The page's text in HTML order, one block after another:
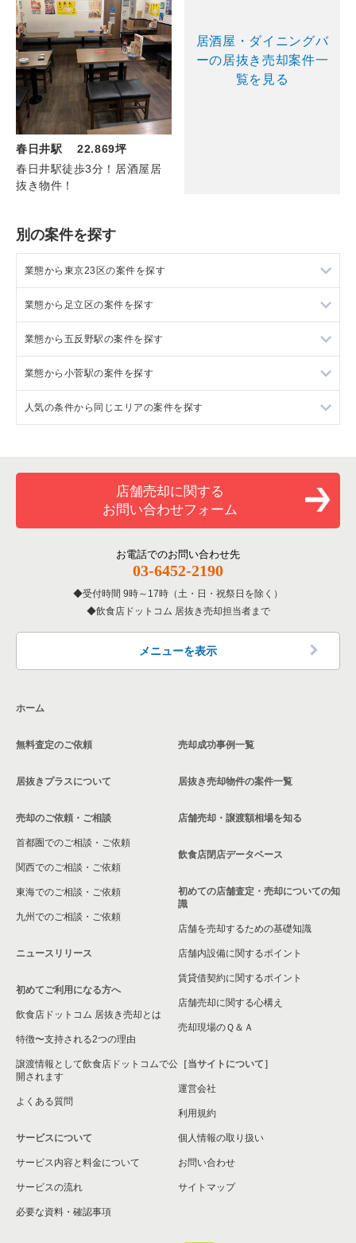
春日井駅 22.869坪
春日井駅徒歩3分！居酒屋居
抜き物件！
居酒屋・ダイニングバ
ーの居抜き売却案件一
覧を見る
別の案件を探す
業態から東京23区の案件を探す
東京23区のラーメンの居抜き売却物件の案件一覧
東京23区のフランス料理の居抜き売却物件の案件一覧
東京23区のイタリア料理の居抜き売却物件の案件一覧
東京23区の中華の居抜き売却物件の案件一覧
東京23区の寿司の居抜き売却物件の案件一覧
東京23区の焼肉の居抜き売却物件の案件一覧
東京23区のアジア料理の居抜き売却物件の案件一覧
東京23区のカフェの居抜き売却物件の案件一覧
東京23区のテイクアウトの居抜き売却物件の案件一覧
東京23区のカラオケ・パブ・スナックの居抜き売却物件の案件
覧
東京23区の専門料理の居抜き売却物件の案件一覧
東京23区の洋食の居抜き売却物件の案件一覧
東京23区のその他の居抜き売却物件の案件一覧
業態から足立区の案件を探す
足立区のラーメンの居抜き売却物件の案件一覧
足立区のイタリア料理の居抜き売却物件の案件一覧
足立区のそば・うどんの居抜き売却物件の案件一覧
足立区のアジア料理の居抜き売却物件の案件一覧
足立区のカフェの居抜き売却物件の案件一覧
足立区のお弁当・惣菜・デリの居抜き売却物件の案件一覧
足立区のカラオケ・パブ・スナックの居抜き売却物件の案件一
業態から五反野駅の案件を探す
五反野駅のカフェの居抜き売却物件の案件一覧
五反野駅のカラオケ・パブ・スナックの居抜き売却物件の案件
一覧
五反野駅の居酒屋・ダイニングバーの居抜き売却物件の案件一
業態から小菅駅の案件を探す
小菅駅のイタリア料理の居抜き売却物件の案件一覧
小菅駅のカラオケ・パブ・スナックの居抜き売却物件の案件一
小菅駅の居酒屋・ダイニングバーの居抜き売却物件の案件一覧
人気の条件から同じエリアの案件を探す
足立区の1階の飲食店の居抜き売却物件の案件一覧
五反野駅の1階の飲食店の居抜き売却物件の案件一覧
東京23区の1階の居酒屋・ダイニングバーの居抜き売却物件の
案件一覧
件の案件一覧
東京23区の現賃料20万円以下の飲食店の居抜き売却物件の案件
足立区の現賃料20万円以下の飲食店の居抜き売却物件の案件一
覧
五反野駅の現賃料20万円以下の飲食店の居抜き売却物件の案件
一覧
小菅駅の現賃料20万円以下の飲食店の居抜き売却物件の案件一
東京23区の現賃料20万円以下の居酒屋・ダイニングバーの居抜
き売却物件の案件一覧
店舗売却に関する
お問い合わせフォーム
お電話でのお問い合わせ先
03-6452-2190
受付時間 9時～17時（土・日・祝祭日を除く）
飲食店ドットコム 居抜き売却担当者まで
メニューを表示
ホーム
無料査定のご依頼
居抜きプラスについて
売却のご依頼・ご相談
首都圏でのご相談・ご依頼
関西でのご相談・ご依頼
東海でのご相談・ご依頼
九州でのご相談・ご依頼
ニュースリリース
初めてご利用になる方へ
飲食店ドットコム 居抜き売却とは
特徴〜支持される2つの理由
譲渡情報として飲食店ドットコムで公
開されます
よくある質問
サービスについて
サービス内容と料金について
サービスの流れ
必要な資料・確認事項
売却成功事例一覧
居抜き売却物件の案件一覧
店舗売却・譲渡額相場を知る
飲食店閉店データベース
初めての店舗査定・売却についての知
識
店舗を売却するための基礎知識
店舗内設備に関するポイント
賃貸借契約に関するポイント
店舗売却に関する心構え
売却現場のＱ＆Ａ
［当サイトについて］
運営会社
利用規約
個人情報の取り扱い
お問い合わせ
サイトマップ